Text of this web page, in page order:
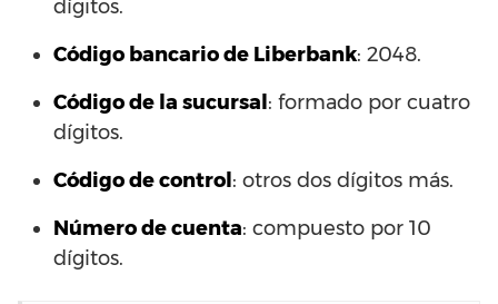
dígitos.
Código bancario de Liberbank: 2048.
Código de la sucursal : formado por cuatro
dígitos.
Código de control : otros dos dígitos más.
Número de cuenta: compuesto por 10
dígitos.